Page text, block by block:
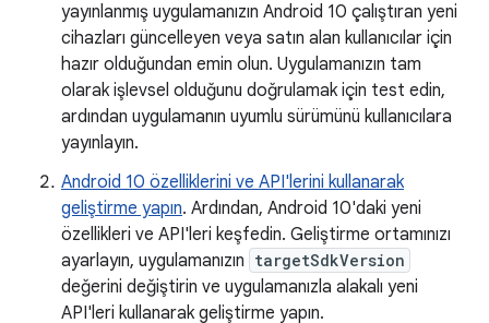
yayınlanmış uygulamanızın Android 10 çalıştıran yeni
cihazları güncelleyen veya satın alan kullanıcılar için
hazır olduğundan emin olun. Uygulamanızın tam
olarak işlevsel olduğunu doğrulamak için test edin,
ardından uygulamanın uyumlu sürümünü kullanıcılara
yayınlayın.
Android 10 özelliklerini ve API'lerini kullanarak
geliştirme yapın. Ardından, Android 10'daki yeni
özellikleri ve API'leri keşfedin. Geliştirme ortamınızı
ayarlayın, uygulamanızın targetSdkVersion
değerini değiştirin ve uygulamanızla alakalı yeni
API'leri kullanarak geliştirme yapın.